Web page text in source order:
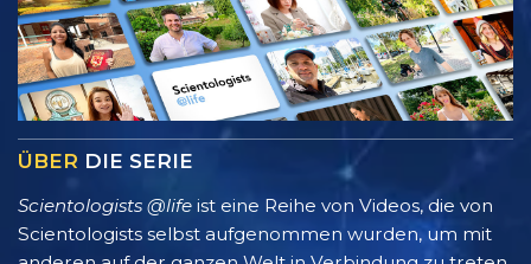
ÜBER DIE SERIE
Scientologists @life ist eine Reihe von Videos, die von
Scientologists selbst aufgenommen wurden, um mit